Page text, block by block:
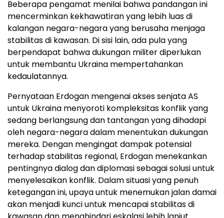
Beberapa pengamat menilai bahwa pandangan ini
mencerminkan kekhawatiran yang lebih luas di
kalangan negara-negara yang berusaha menjaga
stabilitas di kawasan. Di sisi lain, ada pula yang
berpendapat bahwa dukungan militer diperlukan
untuk membantu Ukraina mempertahankan
kedaulatannya.
Pernyataan Erdogan mengenai akses senjata AS
untuk Ukraina menyoroti kompleksitas konflik yang
sedang berlangsung dan tantangan yang dihadapi
oleh negara-negara dalam menentukan dukungan
mereka. Dengan mengingat dampak potensial
terhadap stabilitas regional, Erdogan menekankan
pentingnya dialog dan diplomasi sebagai solusi untuk
menyelesaikan konflik. Dalam situasi yang penuh
ketegangan ini, upaya untuk menemukan jalan damai
akan menjadi kunci untuk mencapai stabilitas di